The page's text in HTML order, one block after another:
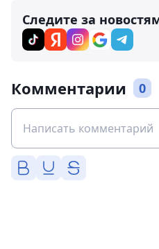
Следите за
Комментарии 0